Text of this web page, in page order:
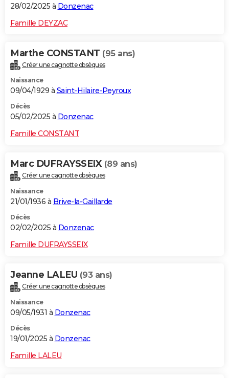
28/02/2025 à Donzenac
Famille DEYZAC
Marthe CONSTANT (95 ans)
Créer une cagnotte obsèques
Naissance
09/04/1929 à Saint-Hilaire-Peyroux
Décès
05/02/2025 à Donzenac
Famille CONSTANT
Marc DUFRAYSSEIX (89 ans)
Créer une cagnotte obsèques
Naissance
21/01/1936 à Brive-la-Gaillarde
Décès
02/02/2025 à Donzenac
Famille DUFRAYSSEIX
Jeanne LALEU (93 ans)
Créer une cagnotte obsèques
Naissance
09/05/1931 à Donzenac
Décès
19/01/2025 à Donzenac
Famille LALEU